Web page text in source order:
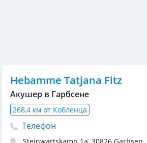
Hebamme Tatjana Fitz
Акушер в Гарбсене
268,4 км от Кобленца
Телефон